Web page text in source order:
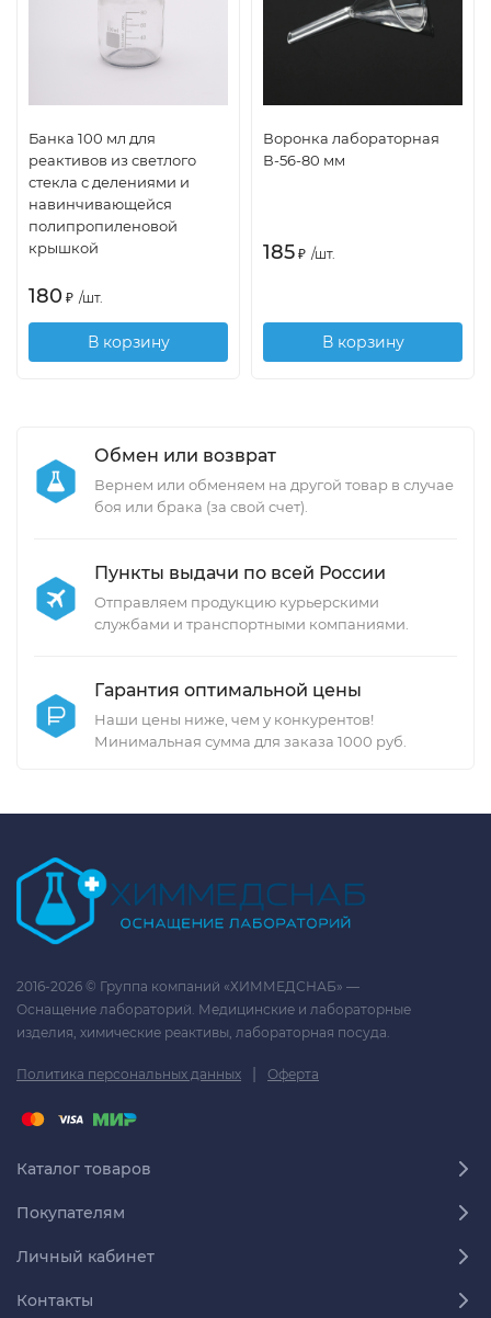
Банка 100 мл для
реактивов из светлого
стекла с делениями и
навинчивающейся
полипропиленовой
крышкой
180 ₽ /шт.
В корзину
Воронка лабораторная
В-56-80 мм
185 ₽ /шт.
В корзину
Обмен или возврат
Вернем или обменяем на другой товар в случае
боя или брака (за свой счет).
Пункты выдачи по всей России
Отправляем продукцию курьерскими
службами и транспортными компаниями.
Гарантия оптимальной цены
Наши цены ниже, чем у конкурентов!
Минимальная сумма для заказа 1000 руб.
2016-2026 © Группа компаний «ХИММЕДСНАБ» —
Оснащение лабораторий. Медицинские и лабораторные
изделия, химические реактивы, лабораторная посуда.
Политика персональных данных | Оферта
Каталог товаров
Покупателям
Личный кабинет
Контакты